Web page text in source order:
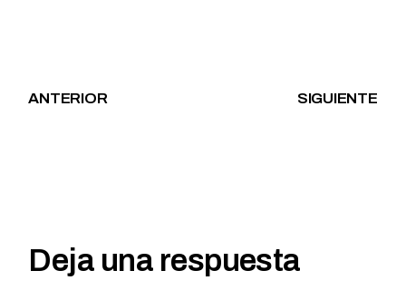
ANTERIOR SIGUIENTE
Deja una respuesta